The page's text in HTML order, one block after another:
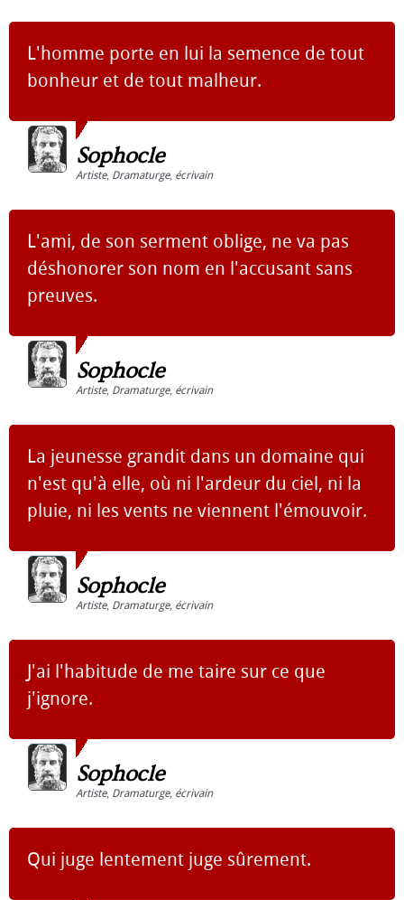
L'homme porte en lui la semence de tout
bonheur et de tout malheur.
Sophocle
Artiste, Dramaturge, écrivain
L'ami, de son serment oblige, ne va pas
déshonorer son nom en l'accusant sans
preuves.
Sophocle
Artiste, Dramaturge, écrivain
La jeunesse grandit dans un domaine qui
n'est qu'à elle, où ni l'ardeur du ciel, ni la
pluie, ni les vents ne viennent l'émouvoir.
Sophocle
Artiste, Dramaturge, écrivain
J'ai l'habitude de me taire sur ce que
j'ignore.
Sophocle
Artiste, Dramaturge, écrivain
Qui juge lentement juge sûrement.